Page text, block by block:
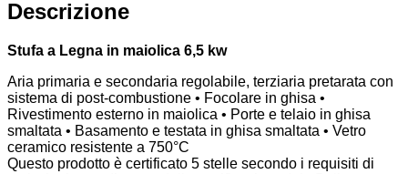
Descrizione
Stufa a Legna in maiolica 6,5 kw
Aria primaria e secondaria regolabile, terziaria pretarata con
sistema di post-combustione • Focolare in ghisa •
Rivestimento esterno in maiolica • Porte e telaio in ghisa
smaltata • Basamento e testata in ghisa smaltata • Vetro
ceramico resistente a 750°C
Questo prodotto è certificato 5 stelle secondo i requisiti di